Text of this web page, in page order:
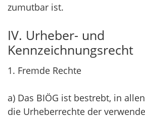
zumutbar ist.
IV. Urheber- und
Kennzeichnungsrecht
1. Fremde Rechte
a) Das BIÖG ist bestrebt, in
die Urheberrechte der